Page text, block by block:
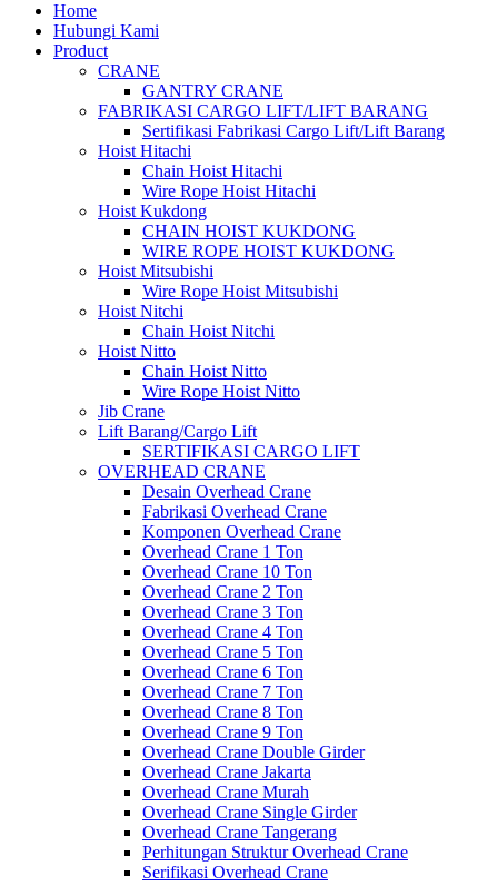
Home
Hubungi Kami
Product
CRANE
GANTRY CRANE
FABRIKASI CARGO LIFT/LIFT BARANG
Sertifikasi Fabrikasi Cargo Lift/Lift Barang
Hoist Hitachi
Chain Hoist Hitachi
Wire Rope Hoist Hitachi
Hoist Kukdong
CHAIN HOIST KUKDONG
WIRE ROPE HOIST KUKDONG
Hoist Mitsubishi
Wire Rope Hoist Mitsubishi
Hoist Nitchi
Chain Hoist Nitchi
Hoist Nitto
Chain Hoist Nitto
Wire Rope Hoist Nitto
Jib Crane
Lift Barang/Cargo Lift
SERTIFIKASI CARGO LIFT
OVERHEAD CRANE
Desain Overhead Crane
Fabrikasi Overhead Crane
Komponen Overhead Crane
Overhead Crane 1 Ton
Overhead Crane 10 Ton
Overhead Crane 2 Ton
Overhead Crane 3 Ton
Overhead Crane 4 Ton
Overhead Crane 5 Ton
Overhead Crane 6 Ton
Overhead Crane 7 Ton
Overhead Crane 8 Ton
Overhead Crane 9 Ton
Overhead Crane Double Girder
Overhead Crane Jakarta
Overhead Crane Murah
Overhead Crane Single Girder
Overhead Crane Tangerang
Perhitungan Struktur Overhead Crane
Serifikasi Overhead Crane